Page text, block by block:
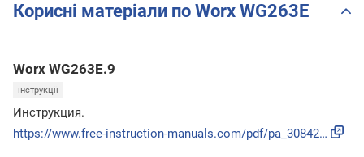
Корисні матеріали по Worx WG263E
Worx WG263E.9
інструкції
Инструкция.
https://www.free-instruction-manuals.com/pdf/pa_3084236.pdf